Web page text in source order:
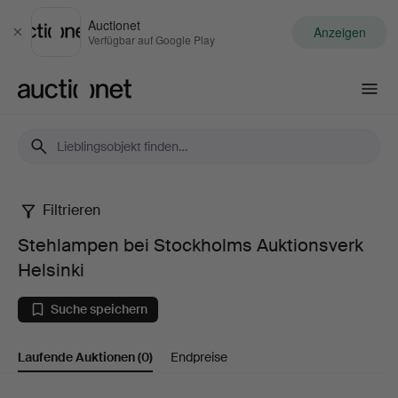
Schließen
Auctionet
Verfügbar auf Google Play Anzeigen
Stehlampen
bei
Stockholms
Auktionsverk
Filtrieren
Stehlampen bei Stockholms Auktionsverk
Helsinki
Suche speichern
Laufende Auktionen(0) Endpreise